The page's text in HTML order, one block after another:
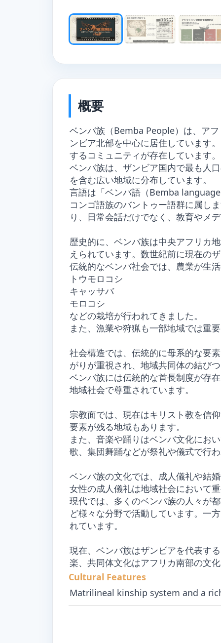
概要
ベンバ族（Bemba People）は、ア
ンビア北部を中心に居住しています
するコミュニティが存在しています。
ベンバ族は、ザンビア国内で最も人
を含む広い地域に分布しています。
言語は「ベンバ語（Bemba
コンゴ語族のバントゥー語群に属し
り、日常会話だけでなく、教育やメ
歴史的に、ベンバ族は中央アフリカ
えられています。数世紀前に現在の
伝統的なベンバ社会では、農業が生
トウモロコシ
キャッサバ
モロコシ
などの栽培が行われてきました。
また、漁業や狩猟も一部地域では重
社会構造では、伝統的に母系的な要
がりが重視され、地域共同体の結び
ベンバ族には伝統的な首長制度が存
地域社会で尊重されています。
宗教面では、現在はキリスト教を信
要素が残る地域もあります。
また、音楽や踊りはベンバ文化にお
歌、集団舞踊などが祭礼や儀式で行
ベンバ族の文化では、成人儀礼や結
女性の成人儀礼は地域社会において
現代では、多くのベンバ族の人々が
ど様々な分野で活動しています。一
れています。
現在、ベンバ族はザンビアを代表す
楽、共同体文化はアフリカ南部の文
Cultural Features
Matrilineal kinship system and a